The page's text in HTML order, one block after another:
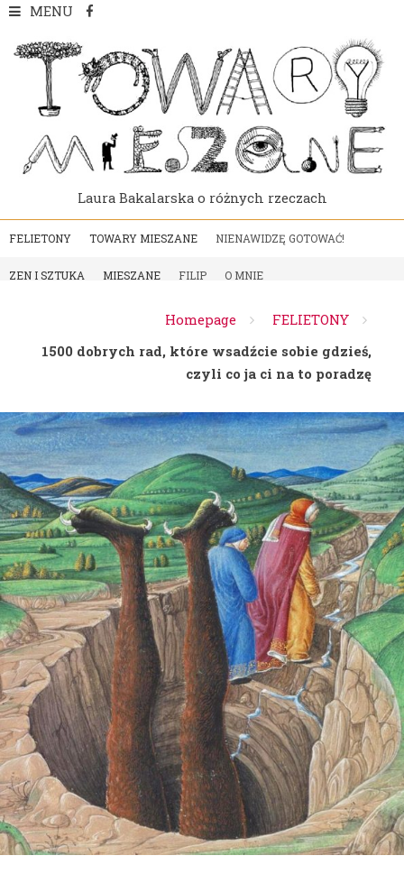
Skip
content
MENU
Laura Bakalarska o różnych rzeczach
FELIETONY TOWARY MIESZANE NIENAWIDZĘ GOTOWAĆ!
ZEN I SZTUKA MIESZANE FILIP O MNIE
Homepage
FELIETONY
1500 dobrych rad, które wsadźcie sobie gdzieś,
czyli co ja ci na to poradzę